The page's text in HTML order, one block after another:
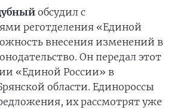
обсудил с
реготделения «Единой
внесения изменений в
Он передал этот
«Единой России» в
области. Единороссы
их рассмотрят уже